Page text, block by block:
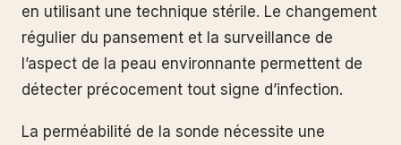
en utilisant une technique stérile. Le changement
régulier du pansement et la surveillance de
l’aspect de la peau environnante permettent de
détecter précocement tout signe d’infection.
La perméabilité de la sonde nécessite une